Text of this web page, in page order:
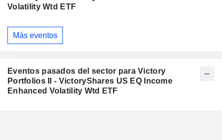
Volatility Wtd ETF
Más eventos
Eventos pasados del sector para Victory
Portfolios II - VictoryShares US EQ Income
Enhanced Volatility Wtd ETF